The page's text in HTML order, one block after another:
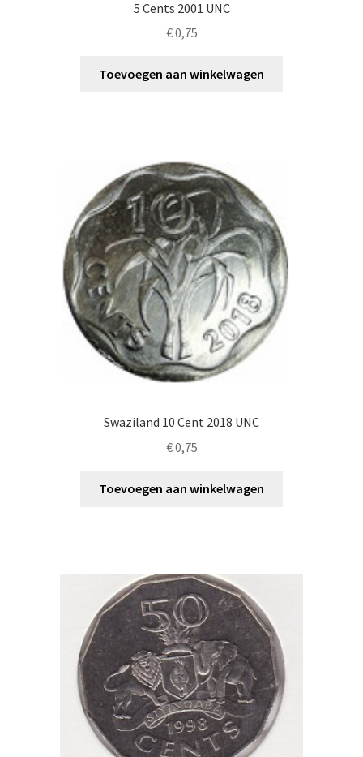
5 Cents 2001 UNC
€0,75
Toevoegen aan winkelwagen
Swaziland 10 Cent 2018 UNC
€0,75
Toevoegen aan winkelwagen